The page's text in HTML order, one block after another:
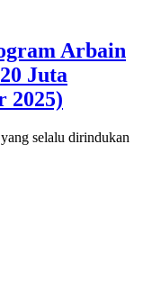
Arbain
Juta
2025)
selalu dirindukan